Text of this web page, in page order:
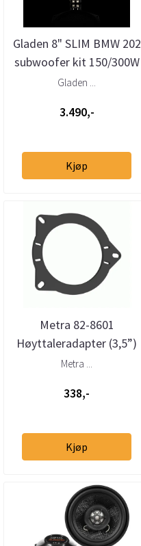
Gladen 8" SLIM BMW 202
subwoofer kit 150/300W
til BMW
Gladen ...
3.490,-
Kjøp
Metra 82-8601
Høyttaleradapter (3,5”)
BMW/Porsche/Land
Metra ...
338,-
Kjøp